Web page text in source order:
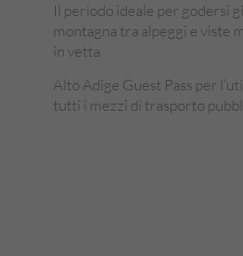
Il periodo ideale per godersi
montagna tra alpeggi e viste
in vetta
Alto Adige Guest Pass per
tutti i mezzi di trasporto